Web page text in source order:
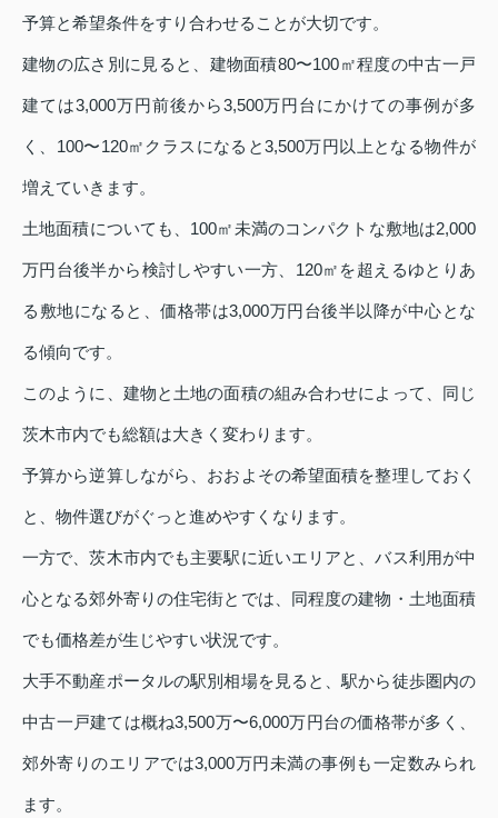
予算と希望条件をすり合わせることが大切です。
建物の広さ別に見ると、建物面積80〜100㎡程度の中古一戸
建ては3,000万円前後から3,500万円台にかけての事例が多
く、100〜120㎡クラスになると3,500万円以上となる物件が
増えていきます。
土地面積についても、100㎡未満のコンパクトな敷地は2,000
万円台後半から検討しやすい一方、120㎡を超えるゆとりあ
る敷地になると、価格帯は3,000万円台後半以降が中心とな
る傾向です。
このように、建物と土地の面積の組み合わせによって、同じ
茨木市内でも総額は大きく変わります。
予算から逆算しながら、おおよその希望面積を整理しておく
と、物件選びがぐっと進めやすくなります。
一方で、茨木市内でも主要駅に近いエリアと、バス利用が中
心となる郊外寄りの住宅街とでは、同程度の建物・土地面積
でも価格差が生じやすい状況です。
大手不動産ポータルの駅別相場を見ると、駅から徒歩圏内の
中古一戸建ては概ね3,500万〜6,000万円台の価格帯が多く、
郊外寄りのエリアでは3,000万円未満の事例も一定数みられ
ます。